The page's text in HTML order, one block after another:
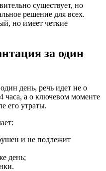
существует, но
решение для всех.
но имеет четкие
за один
день, речь идет не о
часа, а о ключевом моменте
его утраты.
и не подлежит
день;